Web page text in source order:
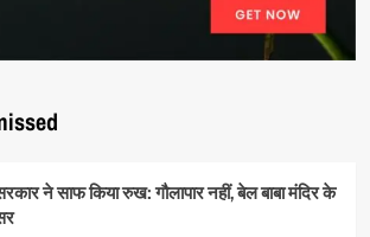
ने साफ किया रुख: गौलापार नहीं, बेल बाबा मंदिर के